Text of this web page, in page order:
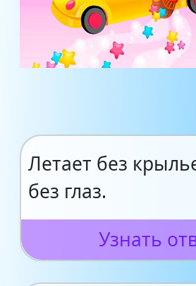
Летает без
без глаз.
Узнать